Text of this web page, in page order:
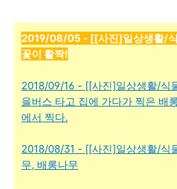
2019/08/05 - [[사진]일상생활/
꽃이 활짝!
2018/09/16 - [[사진]일상생활/식
을버스 타고 집에 가다가 찍은 배
에서 찍다.
2018/08/31 - [[사진]일상생활/식
무, 배롱나무